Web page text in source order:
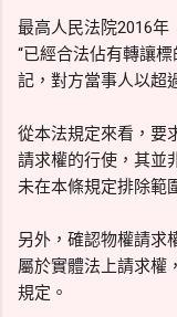
最高人民法院2016年
“已經合法佔有轉讓
記，對方當事人以超
從本法規定來看，要
請求權的行使，其並
未在本條規定排除範
另外，確認物權請求
屬於實體法上請求權
規定。